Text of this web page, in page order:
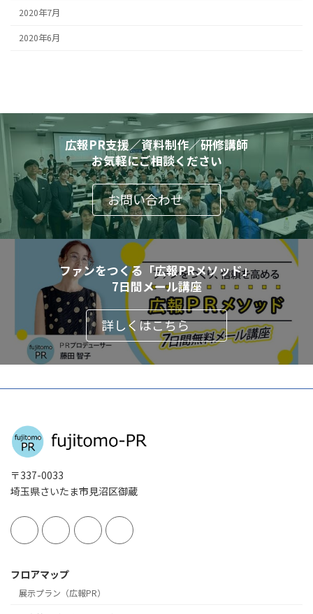
2020年7月
2020年6月
広報PR支援／資料制作／研修講師
お気軽にご相談ください
お問い合わせ
ファンをつくる「広報PRメソッド」
7日間メール講座
詳しくはこちら
〒337-0033
埼玉県さいたま市見沼区御蔵
フロアマップ
展示プラン（広報PR）